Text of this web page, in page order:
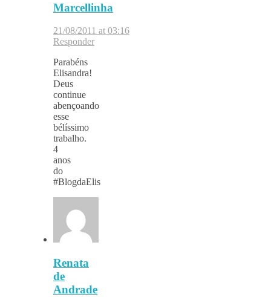
Marcellinha
21/08/2011 at 03:16
Responder
Parabéns
Elisandra!
Deus
continue
abençoando
esse
bélíssimo
trabalho.
4
anos
do
#BlogdaElis
Renata
de
Andrade